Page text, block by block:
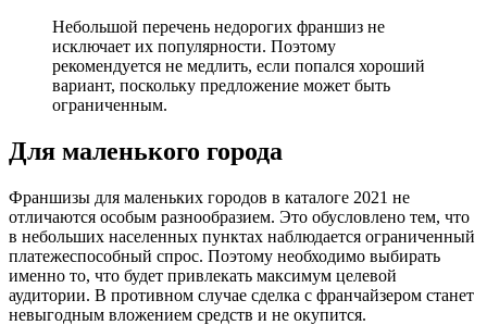
Небольшой перечень недорогих франшиз не
исключает их популярности. Поэтому
рекомендуется не медлить, если попался хороший
вариант, поскольку предложение может быть
ограниченным.
Для маленького города
Франшизы для маленьких городов в каталоге 2021 не
отличаются особым разнообразием. Это обусловлено тем, что
в небольших населенных пунктах наблюдается ограниченный
платежеспособный спрос. Поэтому необходимо выбирать
именно то, что будет привлекать максимум целевой
аудитории. В противном случае сделка с франчайзером станет
невыгодным вложением средств и не окупится.